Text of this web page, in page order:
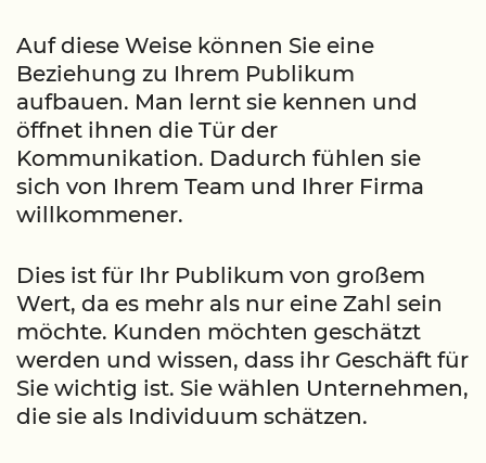
Auf diese Weise können Sie eine
Beziehung zu Ihrem Publikum
aufbauen. Man lernt sie kennen und
öffnet ihnen die Tür der
Kommunikation. Dadurch fühlen sie
sich von Ihrem Team und Ihrer Firma
willkommener.
Dies ist für Ihr Publikum von großem
Wert, da es mehr als nur eine Zahl sein
möchte. Kunden möchten geschätzt
werden und wissen, dass ihr Geschäft für
Sie wichtig ist. Sie wählen Unternehmen,
die sie als Individuum schätzen.